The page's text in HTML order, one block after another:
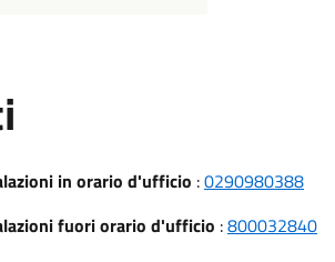
in orario d'ufficio :0290980388
fuori orario d'ufficio :800032840